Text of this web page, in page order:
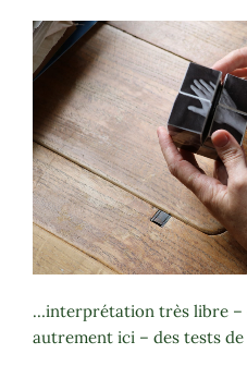
…interprétation très libre –
autrement ici – des tests